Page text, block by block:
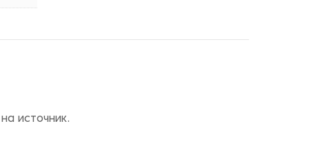
источник.